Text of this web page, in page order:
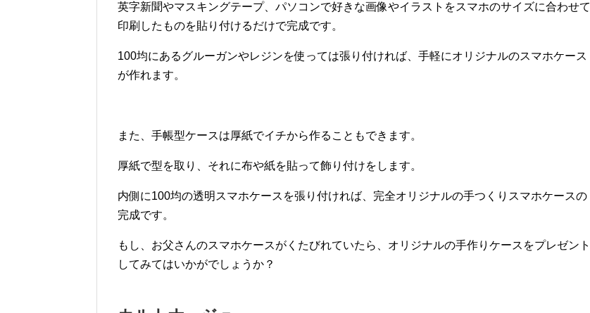
英字新聞やマスキングテープ、パソコンで好きな画像やイラストをスマホのサイズに合わせて
印刷したものを貼り付けるだけで完成です。
100均にあるグルーガンやレジンを使っては張り付ければ、手軽にオリジナルのスマホケース
が作れます。
また、手帳型ケースは厚紙でイチから作ることもできます。
厚紙で型を取り、それに布や紙を貼って飾り付けをします。
内側に100均の透明スマホケースを張り付ければ、完全オリジナルの手つくりスマホケースの
完成です。
もし、お父さんのスマホケースがくたびれていたら、オリジナルの手作りケースをプレゼント
してみてはいかがでしょうか？